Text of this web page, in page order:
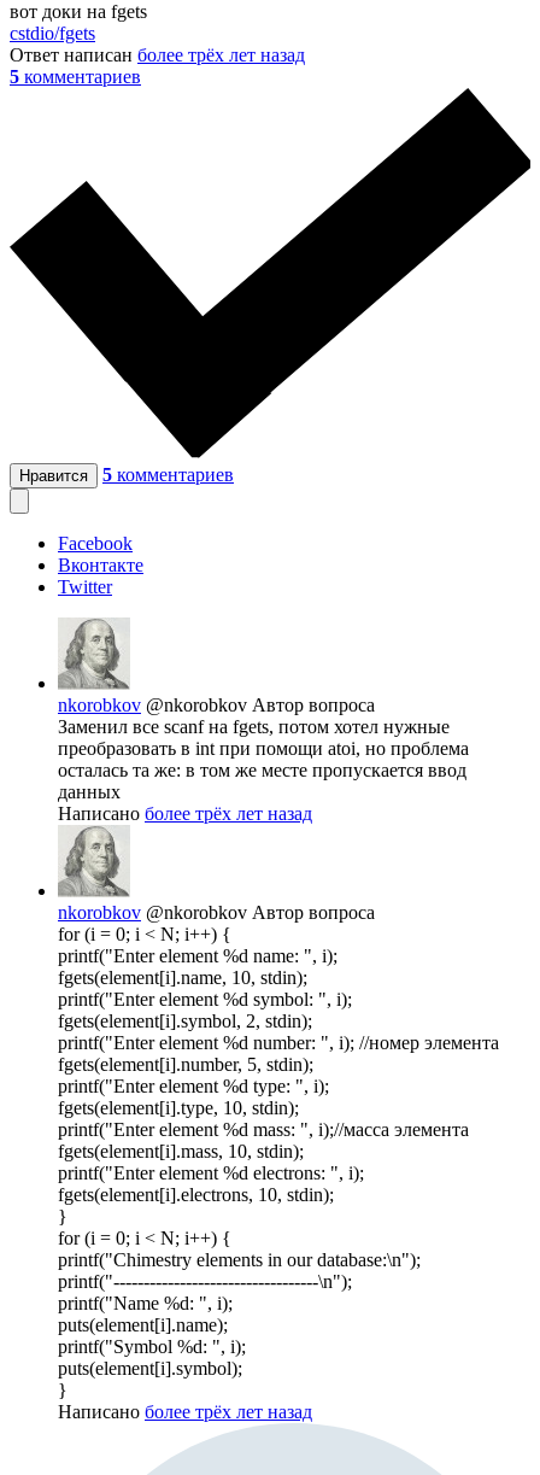
вот доки на fgets
cstdio/fgets
Ответ написан более трёх лет назад
5 комментариев
Нравится 5 комментариев
Facebook
Вконтакте
Twitter
nkorobkov @nkorobkov Автор вопроса
Заменил все scanf на fgets, потом хотел нужные
преобразовать в int при помощи atoi, но проблема
осталась та же: в том же месте пропускается ввод
данных
Написано более трёх лет назад
nkorobkov @nkorobkov Автор вопроса
for (i = 0; i < N; i++) {
printf("Enter element %d name: ", i);
fgets(element[i].name, 10, stdin);
printf("Enter element %d symbol: ", i);
fgets(element[i].symbol, 2, stdin);
printf("Enter element %d number: ", i); //номер элемента
fgets(element[i].number, 5, stdin);
printf("Enter element %d type: ", i);
fgets(element[i].type, 10, stdin);
printf("Enter element %d mass: ", i);//масса элемента
fgets(element[i].mass, 10, stdin);
printf("Enter element %d electrons: ", i);
fgets(element[i].electrons, 10, stdin);
}
for (i = 0; i < N; i++) {
printf("Chimestry elements in our database:\n");
printf("----------------------------------\n");
printf("Name %d: ", i);
puts(element[i].name);
printf("Symbol %d: ", i);
puts(element[i].symbol);
}
Написано более трёх лет назад